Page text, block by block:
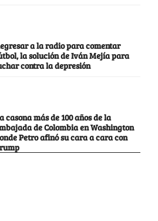
a la radio para comentar
la solución de Iván Mejía para
contra la depresión
casona más de 100 años de la
de Colombia en Washington
Petro afinó su cara a cara con